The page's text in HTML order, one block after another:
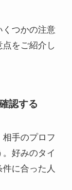
くつかの注意
をご紹介し
認する
手のプロフ
好みのタイ
に合った人